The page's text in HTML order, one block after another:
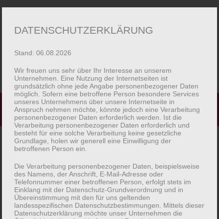
Navigation
Inhalt
Startseite
Macarons
Unser Piaggio
Bilder
Shop
Startseite Shop Mein Konto Passwort vergessen
Hast du dein Passwort vergessen? Bitte gib deinen
Link per E-Mail, womit du dir ein neues Passwort erstellen
kannst.
Benutzername oder E-Mail
DATENSCHUTZERKLÄRUNG
Stand: 06.08.2026
Wir freuen uns sehr über Ihr Interesse an unserem
Unternehmen. Eine Nutzung der Internetseiten ist
grundsätzlich ohne jede Angabe personenbezogener Daten
möglich. Sofern eine betroffene Person besondere Services
unseres Unternehmens über unsere Internetseite in
Anspruch nehmen möchte, könnte jedoch eine Verarbeitung
personenbezogener Daten erforderlich werden. Ist die
Verarbeitung personenbezogener Daten erforderlich und
besteht für eine solche Verarbeitung keine gesetzliche
Grundlage, holen wir generell eine Einwilligung der
betroffenen Person ein.
Die Verarbeitung personenbezogener Daten, beispielsweise
des Namens, der Anschrift, E-Mail-Adresse oder
Telefonnummer einer betroffenen Person, erfolgt stets im
Einklang mit der Datenschutz-Grundverordnung und in
Übereinstimmung mit den für uns geltenden
landesspezifischen Datenschutzbestimmungen. Mittels dieser
Datenschutzerklärung möchte unser Unternehmen die